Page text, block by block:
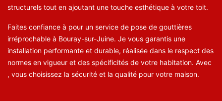
structurels tout en ajoutant une touche esthétique à votre toit.
Faites confiance à pour un service de pose de gouttières
irréprochable à Bouray-sur-Juine. Je vous garantis une
installation performante et durable, réalisée dans le respect des
normes en vigueur et des spécificités de votre habitation. Avec
, vous choisissez la sécurité et la qualité pour votre maison.